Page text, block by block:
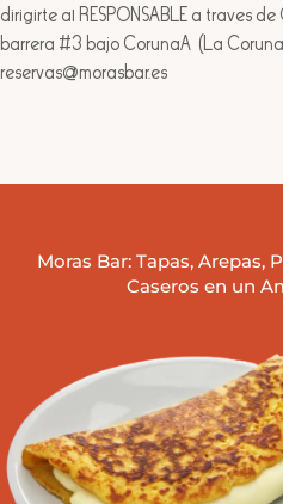
dirigirte al RESPONSABLE a través
barrera #3 bajo CoruñaA (La Coruña)
reservas@morasbar.es
Moras Bar: Tapas, Arepas,
Caseros en un